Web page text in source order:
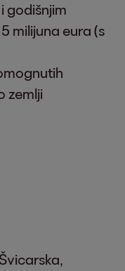
godišnjim
milijuna eura (s
zemlji